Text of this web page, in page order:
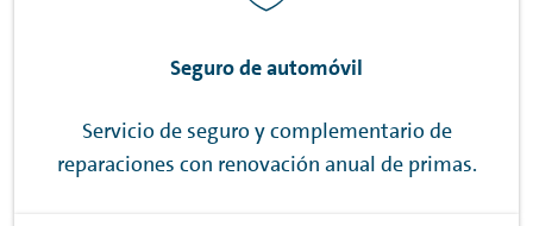
Seguro de automóvil
Servicio de seguro y complementario de
reparaciones con renovación anual de primas.